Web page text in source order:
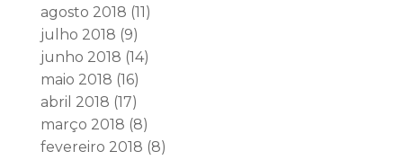
agosto 2018 (11)
julho 2018 (9)
junho 2018 (14)
maio 2018 (16)
abril 2018 (17)
março 2018 (8)
fevereiro 2018 (8)